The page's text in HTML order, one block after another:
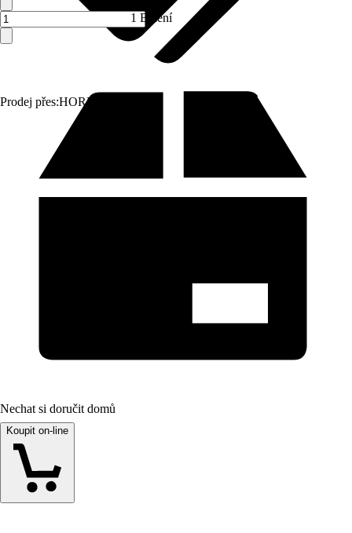
Prodej přes:HORNBACH
1 Balení
Nechat si doručit domů
Koupit on-line